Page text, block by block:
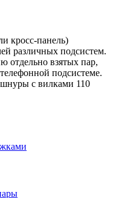
кросс-панель)
различных подсистем.
отдельно взятых пар,
подсистеме.
с вилками 110